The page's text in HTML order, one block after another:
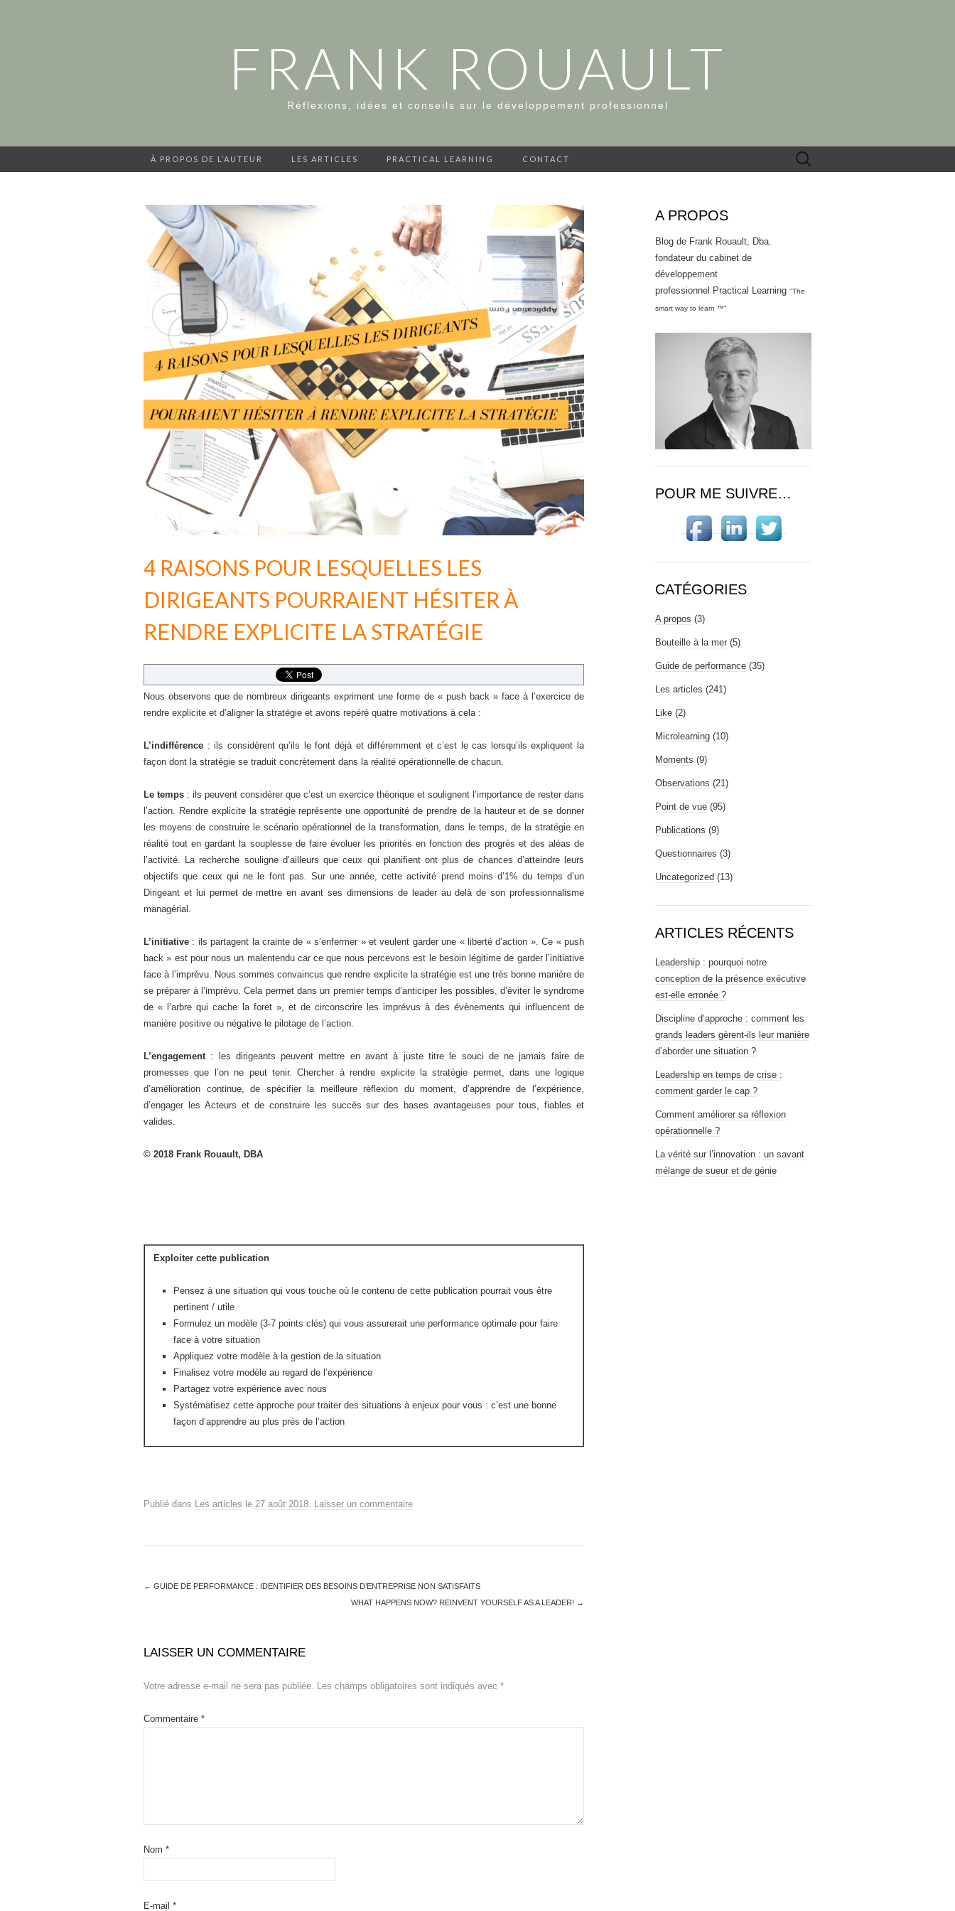
FRANK ROUAULT
Réflexions, idées et conseils sur le développement professionnel
À PROPOS DE L’AUTEUR LES ARTICLES PRACTICAL LEARNING CONTACT Rechercher :
4 RAISONS POUR LESQUELLES LES
DIRIGEANTS POURRAIENT HÉSITER À
RENDRE EXPLICITE LA STRATÉGIE
Nous observons que de nombreux dirigeants expriment une forme de « push back » face à l’exercice de
rendre explicite et d’aligner la stratégie et avons repéré quatre motivations à cela :
L’indifférence : ils considèrent qu’ils le font déjà et différemment et c’est le cas lorsqu’ils expliquent la
façon dont la stratégie se traduit concrètement dans la réalité opérationnelle de chacun.
Le temps : ils peuvent considérer que c’est un exercice théorique et soulignent l’importance de rester dans
l’action. Rendre explicite la stratégie représente une opportunité de prendre de la hauteur et de se donner
les moyens de construire le scénario opérationnel de la transformation, dans le temps, de la stratégie en
réalité tout en gardant la souplesse de faire évoluer les priorités en fonction des progrès et des aléas de
l’activité. La recherche souligne d’ailleurs que ceux qui planifient ont plus de chances d’atteindre leurs
objectifs que ceux qui ne le font pas. Sur une année, cette activité prend moins d’1% du temps d’un
Dirigeant et lui permet de mettre en avant ses dimensions de leader au delà de son professionnalisme
managérial.
L’initiative : ils partagent la crainte de « s’enfermer » et veulent garder une « liberté d’action ». Ce « push
back » est pour nous un malentendu car ce que nous percevons est le besoin légitime de garder l’initiative
face à l’imprévu. Nous sommes convaincus que rendre explicite la stratégie est une très bonne manière de
se préparer à l’imprévu. Cela permet dans un premier temps d’anticiper les possibles, d’éviter le syndrome
de « l’arbre qui cache la foret », et de circonscrire les imprévus à des évènements qui influencent de
manière positive ou négative le pilotage de l’action.
L’engagement: les dirigeants peuvent mettre en avant à juste titre le souci de ne jamais faire de
promesses que l’on ne peut tenir. Chercher à rendre explicite la stratégie permet, dans une logique
d’amélioration continue, de spécifier la meilleure réflexion du moment, d’apprendre de l’expérience,
d’engager les Acteurs et de construire les succès sur des bases avantageuses pour tous, fiables et
valides.
© 2018 Frank Rouault, DBA
Exploiter cette publication
Pensez à une situation qui vous touche où le contenu de cette publication pourrait vous être
pertinent / utile
Formulez un modèle (3-7 points clés) qui vous assurerait une performance optimale pour faire
face à votre situation
Appliquez votre modèle à la gestion de la situation
Finalisez votre modèle au regard de l’expérience
Partagez votre expérience avec nous
Systématisez cette approche pour traiter des situations à enjeux pour vous : c’est une bonne
façon d’apprendre au plus près de l’action
Publié dans Les articles le 27 août 2018. Laisser un commentaire
← GUIDE DE PERFORMANCE : IDENTIFIER DES BESOINS D’ENTREPRISE NON SATISFAITS
WHAT HAPPENS NOW? REINVENT YOURSELF AS A LEADER! →
LAISSER UN COMMENTAIRE
Votre adresse e-mail ne sera pas publiée. Les champs obligatoires sont indiqués avec *
Commentaire *
Nom *
E-mail *
A PROPOS
Blog de Frank Rouault, Dba.
fondateur du cabinet de
développement
professionnel Practical Learning "The
smart way to learn ™"
POUR ME SUIVRE…
CATÉGORIES
A propos (3)
Bouteille à la mer (5)
Guide de performance (35)
Les articles (241)
Like (2)
Microlearning (10)
Moments (9)
Observations (21)
Point de vue (95)
Publications (9)
Questionnaires (3)
Uncategorized (13)
ARTICLES RÉCENTS
Leadership : pourquoi notre
conception de la présence exécutive
est-elle erronée ?
Discipline d’approche : comment les
grands leaders gèrent-ils leur manière
d’aborder une situation ?
Leadership en temps de crise :
comment garder le cap ?
Comment améliorer sa réflexion
opérationnelle ?
La vérité sur l’innovation : un savant
mélange de sueur et de génie